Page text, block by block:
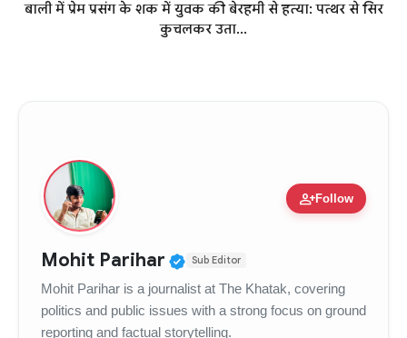
बाली में प्रेम प्रसंग के शक में युवक की बेरहमी से हत्या: पत्थर से सिर
कुचलकर उता...
person_addFollow
Mohit Parihar Verified Public Figure •
Sub Editor
Mohit Parihar is a journalist at The Khatak, covering
politics and public issues with a strong focus on ground
reporting and factual storytelling.